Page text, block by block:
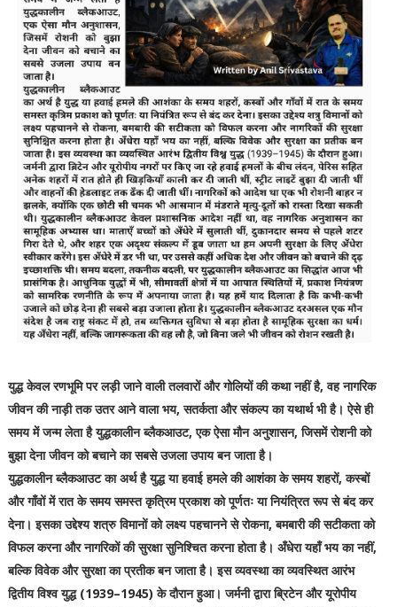
युद्ध केवल रणभूमि पर लड़ी जाने वाली तलवारों और गोलियों की कथा नहीं है, वह नागरिक
जीवन की नाड़ी तक उतर आने वाला भय, सतर्कता और संकल्प का यथार्थ भी है। ऐसे ही
समय में जन्म लेता है युद्धकालीन ब्लैकआउट, एक ऐसा मौन अनुशासन, जिसमें रोशनी को
बुझा देना जीवन को बचाने का सबसे उजला उपाय बन जाता है।
युद्धकालीन ब्लैकआउट का अर्थ है युद्ध या हवाई हमले की आशंका के समय शहरों, कस्बों
और गाँवों में रात के समय समस्त कृत्रिम प्रकाश को पूर्णतः या नियंत्रित रूप से बंद कर
देना। इसका उद्देश्य शत्रु विमानों को लक्ष्य पहचानने से रोकना, बमबारी की सटीकता को
विफल करना और नागरिकों की सुरक्षा सुनिश्चित करना होता है। अँधेरा यहाँ भय का नहीं,
बल्कि विवेक और सुरक्षा का प्रतीक बन जाता है। इस व्यवस्था का व्यवस्थित आरंभ
द्वितीय विश्व युद्ध (1939–1945) के दौरान हुआ। जर्मनी द्वारा ब्रिटेन और यूरोपीय